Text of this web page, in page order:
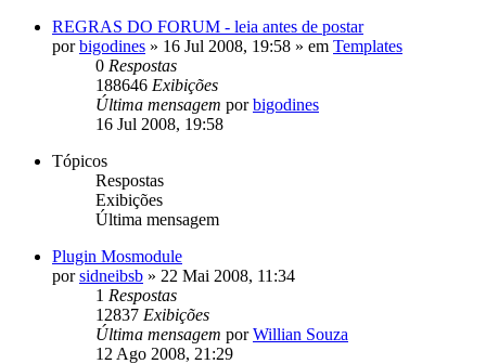
REGRAS DO FORUM - leia antes de postar
porbigodines » 16 Jul 2008, 19:58 » em Templates
0 Respostas
188646 Exibições
Última mensagem porbigodines
16 Jul 2008, 19:58
Tópicos
Respostas
Exibições
Última mensagem
Plugin Mosmodule
porsidneibsb » 22 Mai 2008, 11:34
1 Respostas
12837 Exibições
Última mensagem porWillian Souza
12 Ago 2008, 21:29